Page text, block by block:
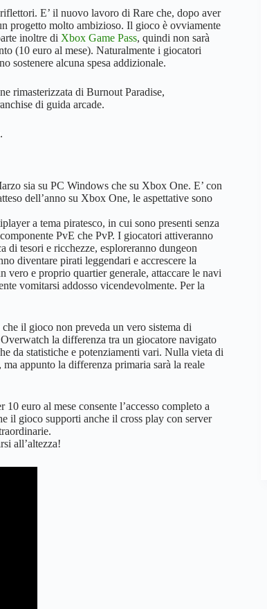
E’ il nuovo lavoro di Rare che, dopo aver
progetto molto ambizioso. Il gioco è ovviamente
inoltre di Xbox Game Pass, quindi non sarà
(10 euro al mese). Naturalmente i giocatori
sostenere alcuna spesa addizionale.
rimasterizzata di Burnout Paradise,
di guida arcade.
sia su PC Windows che su Xbox One. E’ con
dell’anno su Xbox One, le aspettative sono
a tema piratesco, in cui sono presenti senza
PvE che PvP. I giocatori attiveranno
di tesori e ricchezze, esploreranno dungeon
diventare pirati leggendari e accrescere la
vero e proprio quartier generale, attaccare le navi
vomitarsi addosso vicendevolmente. Per la
il gioco non preveda un vero sistema di
la differenza tra un giocatore navigato
da statistiche e potenziamenti vari. Nulla vieta di
appunto la differenza primaria sarà la reale
euro al mese consente l’accesso completo a
il gioco supporti anche il cross play con server
all’altezza!